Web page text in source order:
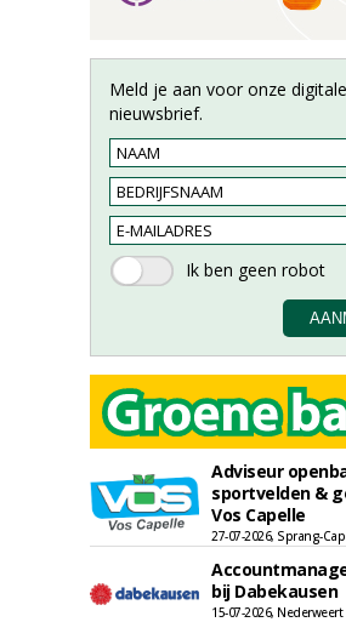
Meld je aan voor onze digitale
nieuwsbrief.
Adviseur
sportvelden &
Vos Capelle
27-07-2026, Sprang-
bij Dabekausen
15-07-2026, Nederweert